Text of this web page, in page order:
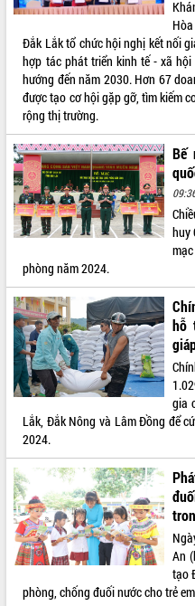
Minh
Lễ truy điệu và an táng hài cốt liệt sĩ
tại Nghĩa trang Liệt sĩ xã Sơn Hòa
Bàn giải pháp tháo gỡ khó khăn trong
xuất khẩu sầu riêng và triển khai quy
định EUDR
Thứ trưởng Bộ Nông nghiệp và Môi
trường Nguyễn Hoàng Hiệp khảo sát
vùng trồng và doanh nghiệp đóng gói
sầu riêng tại Đắk Lắk
Trình diễn nghệ thuật chế biến các
món ăn từ sầu riêng
Đắk Lắk công bố Quy hoạch và xúc
tiến đầu tư tỉnh
Ngành cá ngừ Đắk Lắk chủ động thích
ứng để giữ vững thị trường xuất khẩu
Diễn đàn Kinh tế tư nhân Việt Nam đột
phá cơ chế - Hợp tác công tư
Đề án 06 tạo bước ngoặt đột phá trong
cải cách hành chính tỉnh Đắk Lắk
Kết nối tour, đẩy mạnh chuyển đổi số
để phát triển du lịch Đắk Lắk
Khởi động Dự án Đầu tư xây dựng hạ
tầng kỹ thuật Cụm công nghiệp Tân
Tiến
Gặp mặt các cơ quan báo chí nhân Kỷ
niệm 101 năm Ngày Báo chí Cách
mạng Việt Nam
Đắk Lắk sơ kết 4 năm triển khai thực
hiện Đề án 06 của Chính phủ
THỐNG KÊ TRUY CẬP
Hôm nay: 9154
Tất cả: 66021894
Đắk Lắk tổ chức hội nghị kết nối
hợp tác phát triển kinh tế - xã
hướng đến năm 2030. Hơn 67
được tạo cơ hội gặp gỡ, tìm kiếm
rộng thị trường.
Bế
huy
phòng năm 2024.
hỗ
gia
Lắk, Đắk Nông và Lâm Đồng để
2024.
An
tạo
phòng, chống đuối nước cho trẻ